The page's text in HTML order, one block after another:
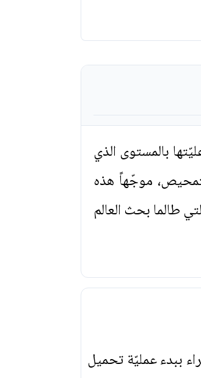
بالمستوى الذي
موجّهاً هذه
طالما بحث العالم
ببدء عمليّة تحميل